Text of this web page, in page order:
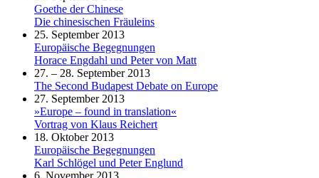
Goethe der Chinese
Die chinesischen Fräuleins
25. September 2013
Europäische Begegnungen
Horace Engdahl und Peter von Matt
27. – 28. September 2013
The Second Budapest Debate on Europe
27. September 2013
»Europe – found in translation«
Vortrag von Klaus Reichert
18. Oktober 2013
Europäische Begegnungen
Karl Schlögel und Peter Englund
6. November 2013